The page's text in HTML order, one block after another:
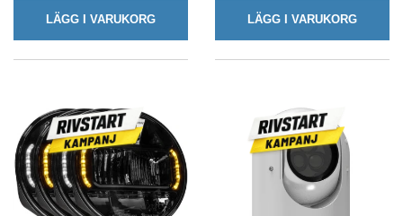
LÄGG I VARUKORG LÄGG I VARUKORG